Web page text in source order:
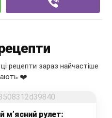
рецепти зараз найчастіше
❤️
м’ясний рулет: